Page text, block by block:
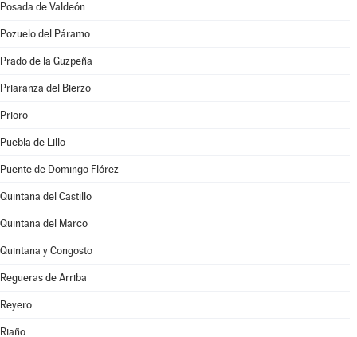
Posada de Valdeón
Pozuelo del Páramo
Prado de la Guzpeña
Priaranza del Bierzo
Prioro
Puebla de Lillo
Puente de Domingo Flórez
Quintana del Castillo
Quintana del Marco
Quintana y Congosto
Regueras de Arriba
Reyero
Riaño